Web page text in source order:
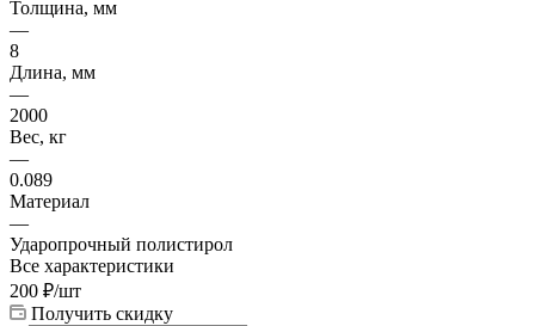
Толщина, мм
—
8
Длина, мм
—
2000
Вес, кг
—
0.089
Материал
—
Ударопрочный полистирол
Все характеристики
200 ₽/шт
Получить скидку